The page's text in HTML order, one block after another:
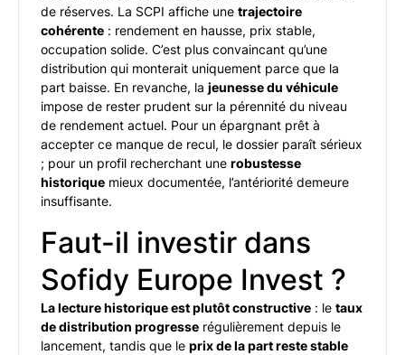
de réserves. La SCPI affiche une trajectoire
cohérente : rendement en hausse, prix stable,
occupation solide. C’est plus convaincant qu’une
distribution qui monterait uniquement parce que la
part baisse. En revanche, la jeunesse du véhicule
impose de rester prudent sur la pérennité du niveau
de rendement actuel. Pour un épargnant prêt à
accepter ce manque de recul, le dossier paraît sérieux
; pour un profil recherchant une robustesse
historique mieux documentée, l’antériorité demeure
insuffisante.
Faut-il investir dans
Sofidy Europe Invest ?
La lecture historique est plutôt constructive : le taux
de distribution progresse régulièrement depuis le
lancement, tandis que le prix de la part reste stable